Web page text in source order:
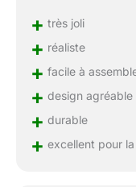
+ très joli
+ réaliste
+ facile à
+ design agréable
+ durable
+ excellent pour